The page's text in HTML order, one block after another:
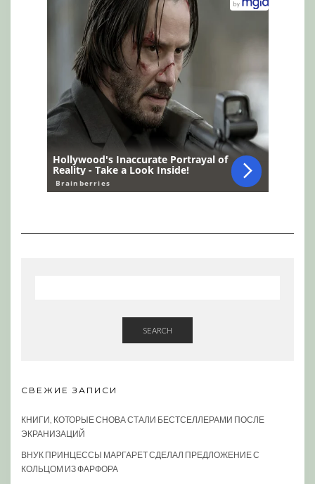
SEARCH
СВЕЖИЕ ЗАПИСИ
КНИГИ, КОТОРЫЕ СНОВА СТАЛИ БЕСТСЕЛЛЕРАМИ ПОСЛЕ
ЭКРАНИЗАЦИЙ
ВНУК ПРИНЦЕССЫ МАРГАРЕТ СДЕЛАЛ ПРЕДЛОЖЕНИЕ С
КОЛЬЦОМ ИЗ ФАРФОРА